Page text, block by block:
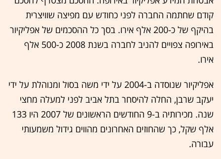
קודם שחתמה החברה לפני כחודש עם מפיצה שוויצרית
בהיקף של כ-200 אלף אירו. בסך כל ההסכמים של אפליקיור
באירופה צפויים להניב לחברה בשנת 2008 כ-500 אלף
אירו.
אפליקיור שנוסדה ב-2004 על ידי משה בסול ומנוהלת על ידי
יעקב שרבן, החלה להיסחר בתל אביב לפני למעלה מחצי
שנה. מכירותיה ב-9 החודשים הראשונים של 2007 היו 133
אלף שקל, כך שהחוזים האחרונים מהווים גידול משמעותי
עבורה.